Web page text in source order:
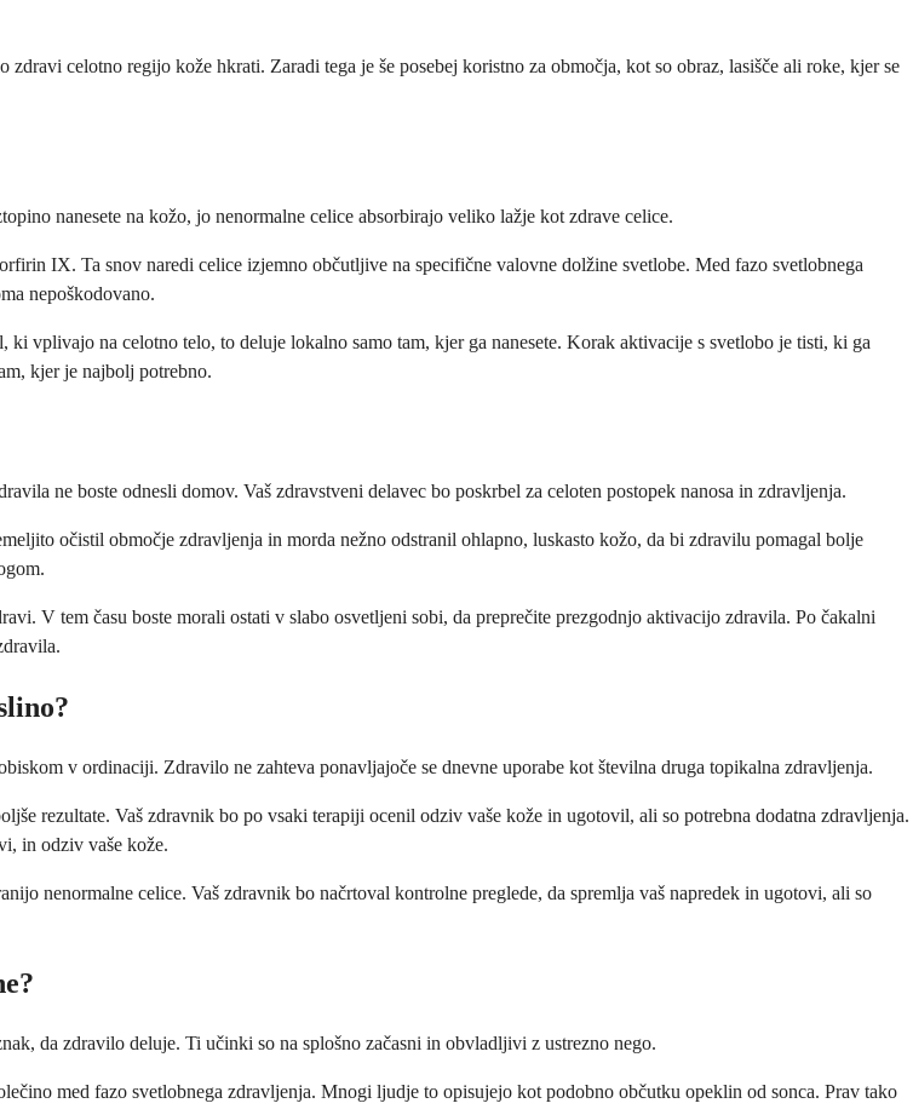
celotno regijo kože hkrati. Zaradi tega je še posebej koristno za območja, kot so obraz, lasišče ali roke, kjer se
nanesete na kožo, jo nenormalne celice absorbirajo veliko lažje kot zdrave celice.
IX. Ta snov naredi celice izjemno občutljive na specifične valovne dolžine svetlobe. Med fazo svetlobnega
nepoškodovano.
vplivajo na celotno telo, to deluje lokalno samo tam, kjer ga nanesete. Korak aktivacije s svetlobo je tisti, ki ga
kjer je najbolj potrebno.
ne boste odnesli domov. Vaš zdravstveni delavec bo poskrbel za celoten postopek nanosa in zdravljenja.
očistil območje zdravljenja in morda nežno odstranil ohlapno, luskasto kožo, da bi zdravilu pomagal bolje
V tem času boste morali ostati v slabo osvetljeni sobi, da preprečite prezgodnjo aktivacijo zdravila. Po čakalni
v ordinaciji. Zdravilo ne zahteva ponavljajoče se dnevne uporabe kot številna druga topikalna zdravljenja.
rezultate. Vaš zdravnik bo po vsaki terapiji ocenil odziv vaše kože in ugotovil, ali so potrebna dodatna zdravljenja.
in odziv vaše kože.
nenormalne celice. Vaš zdravnik bo načrtoval kontrolne preglede, da spremlja vaš napredek in ugotovi, ali so
da zdravilo deluje. Ti učinki so na splošno začasni in obvladljivi z ustrezno nego.
med fazo svetlobnega zdravljenja. Mnogi ljudje to opisujejo kot podobno občutku opeklin od sonca. Prav tako